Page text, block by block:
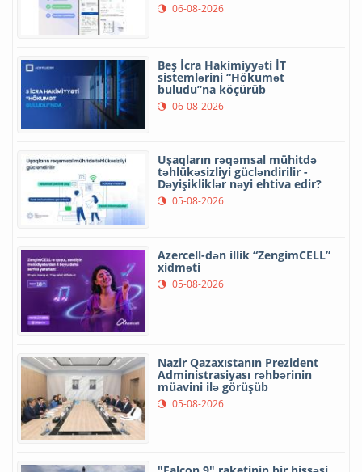
06-08-2026
Beş İcra Hakimiyyəti İT
sistemlərini “Hökumət
buludu”na köçürüb
06-08-2026
Uşaqların rəqəmsal mühitdə
təhlükəsizliyi gücləndirilir -
Dəyişikliklər nəyi ehtiva edir?
05-08-2026
Azercell-dən illik “ZengimCELL”
xidməti
05-08-2026
Nazir Qazaxıstanın Prezident
Administrasiyası rəhbərinin
müavini ilə görüşüb
05-08-2026